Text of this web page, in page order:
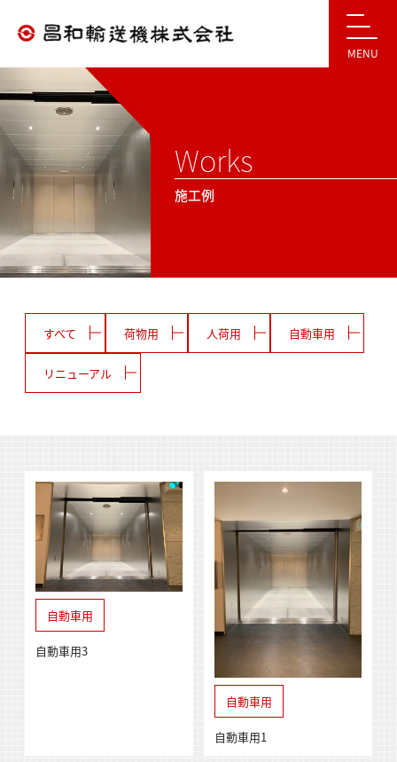
MENU
Works
施工例
すべて 荷物用 人荷用 自動車用
リニューアル
自動車用
自動車用3
自動車用
自動車用1